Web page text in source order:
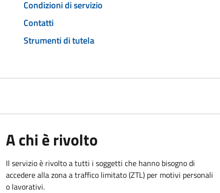
Condizioni di servizio
Contatti
Strumenti di tutela
A chi è rivolto
Il servizio è rivolto a tutti i soggetti che hanno bisogno di
accedere alla zona a traffico limitato (ZTL) per motivi personali
o lavorativi.